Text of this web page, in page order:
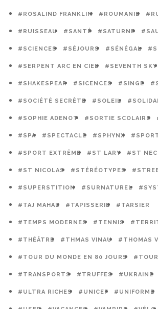
#ROSALIND FRANKLIN #ROUMANIE
#RUISSEAU #SANTÉ #SATURNE
#SCIENCES #SÉJOURS #SÉNÉGAL
#SERPENT ARC EN CIEL #SEVENTH SKY
#SHAKESPEAR #SICENCES #SINGE
#SOCIÉTÉ SECRÈTE #SOLEIL
#SOPHIE ADENOT #SORTIE SCOLAIRE
#SPA #SPECTACLE #SPHYNX
#SPORT EXTRÊME #ST LARY #ST
#ST NICOLAS #STÉRÉOTYPES
#SUPERSTITION #SURNATUREL
#TAJ MAHAL #TAPISSERIE #TARSIER
#TEMPS MODERNES #TENNIS
#THÉÂTRE #THMAS VINAU #THOMAS
#TOUR DU MONDE EN 80 JOURS
#TRANSPORTS #TRUFFES #UKRAINE
#ULTRA RICHES #UNICEF #UNIFORME